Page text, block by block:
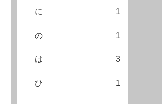
に 1
の 1
は 3
ひ 1